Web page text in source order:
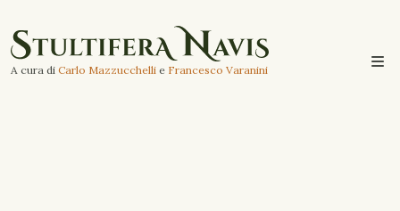
A cura di Carlo Mazzucchelli e Francesco Varanini